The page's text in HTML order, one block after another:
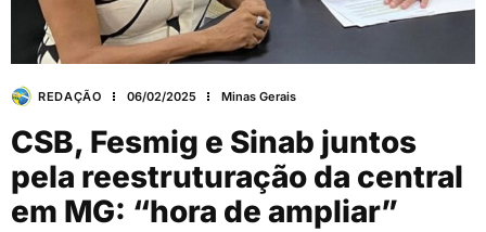
REDAÇÃO 06/02/2025 Minas Gerais
CSB, Fesmig e Sinab juntos
pela reestruturação da central
em MG: “hora de ampliar”